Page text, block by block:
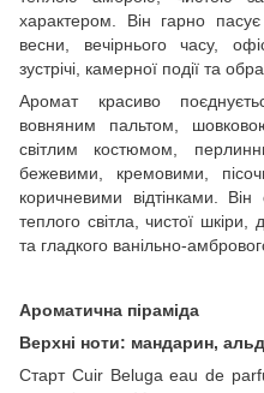
характером. Він гарно
весни, вечірнього часу,
зустрічі, камерної події та
Аромат красиво
вовняним пальтом,
світлим костюмом,
бежевими, кремовими,
коричневими відтінками. Він
теплого світла, чистої шкіри,
та гладкого ванільно-
Ароматична піраміда
Верхні ноти: мандарин,
Старт Cuir Beluga eau de